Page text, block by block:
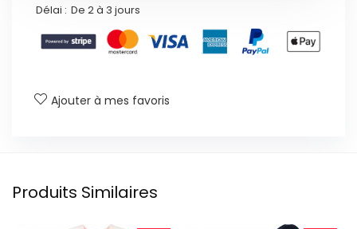
Délai : De 2 à 3 jours
Ajouter à mes favoris
Produits Similaires